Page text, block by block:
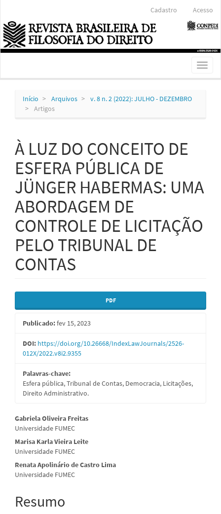
Conteúdo
principal
Barra
Lateral
Cadastro Acesso
Toggle
Início Arquivos
v. 8 n. 2 (2022): JULHO - DEZEMBRO
Artigos
À LUZ DO CONCEITO DE
ESFERA PÚBLICA DE
JÜNGER HABERMAS: UMA
ABORDAGEM DE
CONTROLE DE LICITAÇÃO
PELO TRIBUNAL DE
CONTAS
Barra
lateral
de
artigos
PDF
Publicado:fev 15, 2023
DOI: https://doi.org/10.26668/IndexLawJournals/2526-
012X/2022.v8i2.9355
Palavras-chave:
Esfera pública, Tribunal de Contas, Democracia, Licitações,
Direito Administrativo.
Conteúdo
do
artigo
principal
Gabriela Oliveira Freitas
Universidade FUMEC
Marisa Karla Vieira Leite
Universidade FUMEC
Renata Apolinário de Castro Lima
Universidade FUMEC
Resumo